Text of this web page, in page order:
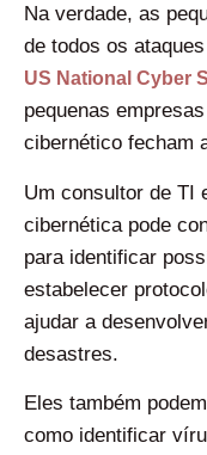
Na verdade, as
de todos os
US National Cyber
pequenas
cibernético fecham
Um consultor de TI
cibernética pode
para identificar
estabelecer
ajudar a
desastres.
Eles também
como identificar